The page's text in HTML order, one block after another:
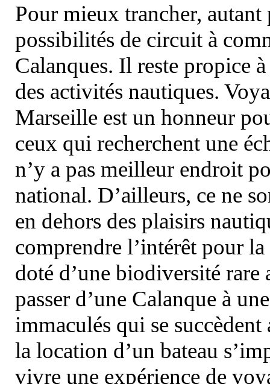
Pour mieux trancher, autant
possibilités de circuit à
Calanques. Il reste propice
des activités nautiques.
Marseille est un honneur
ceux qui recherchent une
n’y a pas meilleur endroit
national. D’ailleurs, ce ne
en dehors des plaisirs
comprendre l’intérêt pour
doté d’une biodiversité
passer d’une Calanque à
immaculés qui se
la location d’un bateau
vivre une expérience de